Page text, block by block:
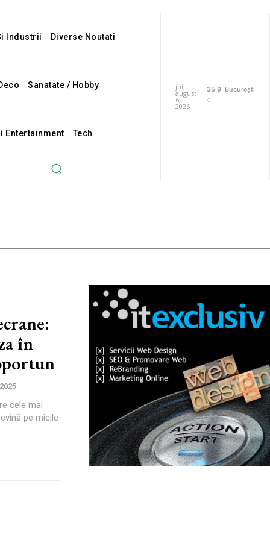
Industrii Diverse Noutati
Sanatate / Hobby
Entertainment Tech
joi,
august
6,
2026
35.9
C
București
în
cele mai
pe micile